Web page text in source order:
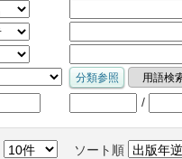
/
ソート順